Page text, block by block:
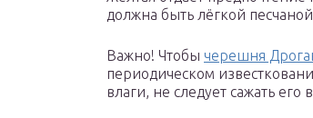
должна быть лёгкой
Важно! Чтобы черешня
периодическом
влаги, не следует сажать его